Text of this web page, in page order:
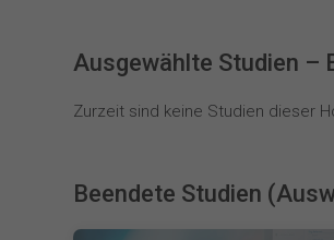
Ausgewählte Studien –
Zurzeit sind keine Studien dieser
Beendete Studien